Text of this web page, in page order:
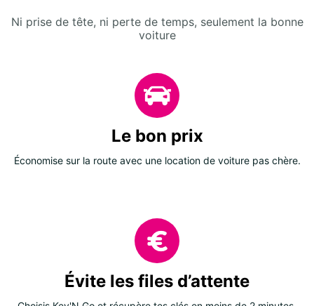
Ni prise de tête, ni perte de temps, seulement la bonne
voiture
Le bon prix
Économise sur la route avec une location de voiture pas chère.
Évite les files d’attente